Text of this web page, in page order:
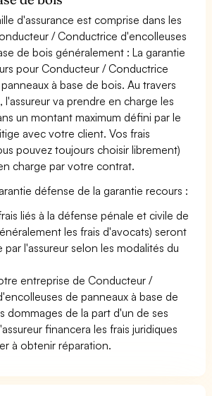
d'assurance est comprise dans les
/ Conductrice d'encolleuses
de bois généralement : La garantie
pour Conducteur / Conductrice
à base de bois. Au travers
va prendre en charge les
un montant maximum défini par le
avec votre client. Vos frais
pouvez toujours choisir librement)
charge par votre contrat.
défense de la garantie recours :
liés à la défense pénale et civile de
les frais d'avocats) seront
par l'assureur selon les modalités du
entreprise de Conducteur /
de panneaux à base de
dommages de la part d'un de ses
financera les frais juridiques
à obtenir réparation.